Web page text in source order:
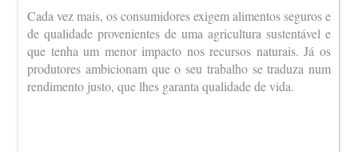
Cada vez mais, os consumidores exigem alimentos seguros e
de qualidade provenientes de uma agricultura sustentável e
que tenha um menor impacto nos recursos naturais. Já os
produtores ambicionam que o seu trabalho se traduza num
rendimento justo, que lhes garanta qualidade de vida.